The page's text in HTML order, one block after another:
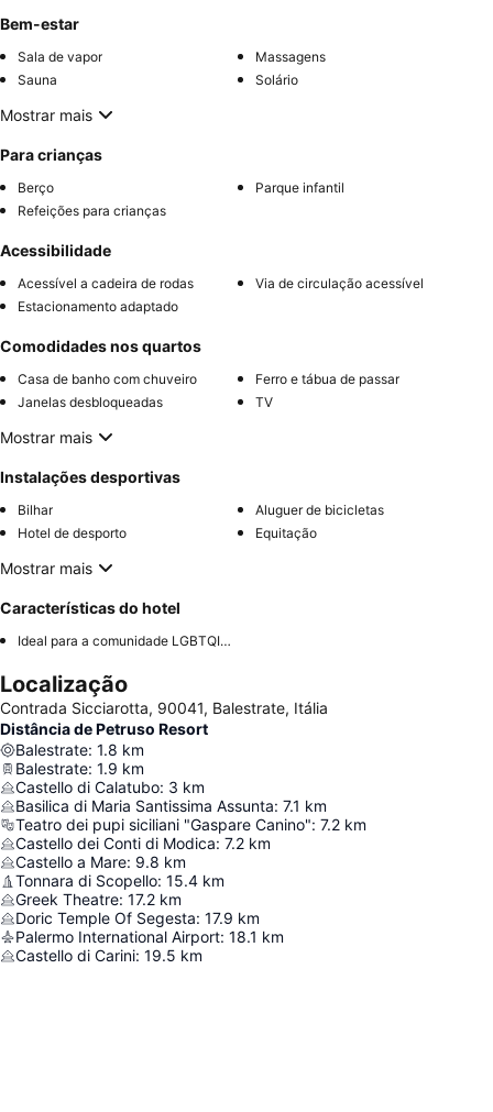
Bem-estar
Sala de vapor
Massagens
Sauna
Solário
Mostrar mais
Para crianças
Berço
Parque infantil
Refeições para crianças
Acessibilidade
Acessível a cadeira de rodas
Via de circulação acessível
Estacionamento adaptado
Comodidades nos quartos
Casa de banho com chuveiro
Ferro e tábua de passar
Janelas desbloqueadas
TV
Mostrar mais
Instalações desportivas
Bilhar
Aluguer de bicicletas
Hotel de desporto
Equitação
Mostrar mais
Características do hotel
Ideal para a comunidade LGBTQIA+
Localização
Contrada Sicciarotta, 90041, Balestrate, Itália
Distância de Petruso Resort
Balestrate: 1.8 km
Balestrate: 1.9 km
Castello di Calatubo: 3 km
Basilica di Maria Santissima Assunta: 7.1 km
Teatro dei pupi siciliani "Gaspare Canino": 7.2 km
Castello dei Conti di Modica: 7.2 km
Castello a Mare: 9.8 km
Tonnara di Scopello: 15.4 km
Greek Theatre: 17.2 km
Doric Temple Of Segesta: 17.9 km
Palermo International Airport: 18.1 km
Castello di Carini: 19.5 km